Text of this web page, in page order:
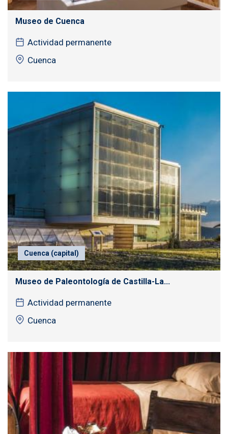
Museo de Cuenca
Actividad permanente
Cuenca
Cuenca (capital)
Museo de Paleontología de Castilla-La...
Actividad permanente
Cuenca